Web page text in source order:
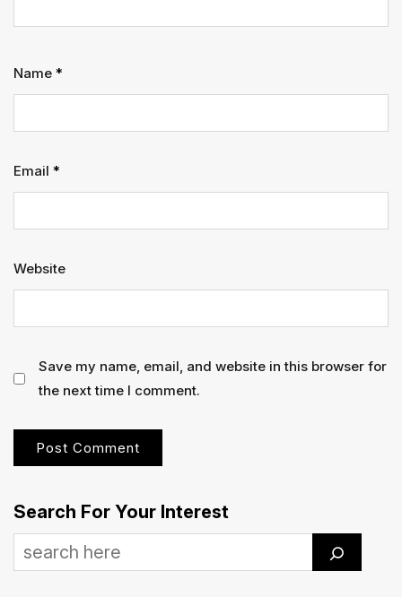
Name *
Email *
Website
Save my name, email, and website in this browser for
the next time I comment.
Search For Your Interest